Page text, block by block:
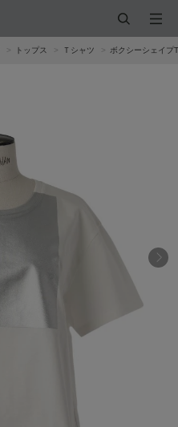
トップス Ｔシャツ ボクシーシェイプ